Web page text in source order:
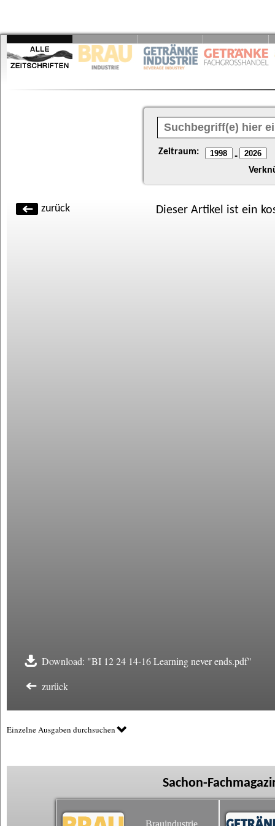
Zeitraum: -
zurück Dieser Artikel ist ein
Download: "BI 12 24 14-16 Learning never ends.pdf"
zurück
Einzelne Ausgaben durchsuchen
Sachon-
Brauindustrie